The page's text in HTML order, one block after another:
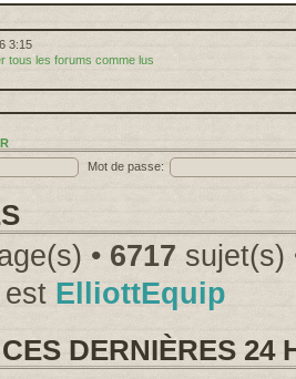
3:15
tous les forums comme lus
Mot de passe:
• 6717 sujet(s)
est ElliottEquip
DERNIÈRES 24